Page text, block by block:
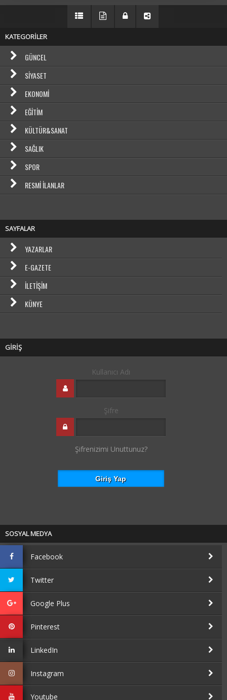
KATEGORİLER
GÜNCEL
SIYASET
EKONOMI
EĞITIM
KÜLTÜR&SANAT
SAĞLIK
SPOR
RESMI İLANLAR
SAYFALAR
YAZARLAR
E-GAZETE
İLETIŞIM
KÜNYE
GİRİŞ
Kullanıcı Adı
Şifre
Şifrenizimi Unuttunuz?
SOSYAL MEDYA
Facebook
Twitter
Google Plus
Pinterest
LinkedIn
Instagram
Youtube